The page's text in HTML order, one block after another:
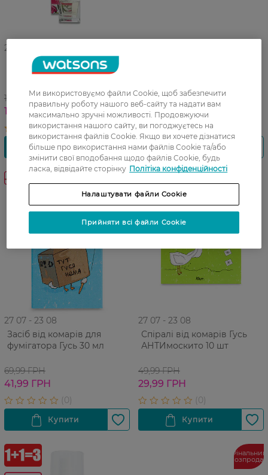
27 07 - 23 08
Дифузор ароматичний Mi
Bellumi Магнолія 50 мл
199,99 ГРН
129,99 ГРН
49,99 ГРН
29,99 ГРН
-40%
27 07 - 23 08
Засіб від комарів для
фумігатора Гусь 30 мл
69,99 ГРН
41,99 ГРН
27 07 - 23 08
Спіралі від комарів Гусь
АНТИмоскито 10 шт
49,99 ГРН
29,99 ГРН
Фінальний
розпродаж
Ми використовуємо файли Cookie, щоб забезпечити
правильну роботу нашого веб-сайту та надати вам
максимально зручні можливості. Продовжуючи
використання нашого сайту, ви погоджуєтесь на
використання файлів Cookie. Якщо ви хочете дізнатися
більше про використання нами файлів Cookie та/або
змінити свої вподобання щодо файлів Cookie, будь
ласка, відвідайте сторінку Політіка конфіденційності
Налаштувати файли Cookie
Прийняти всі файли Cookie